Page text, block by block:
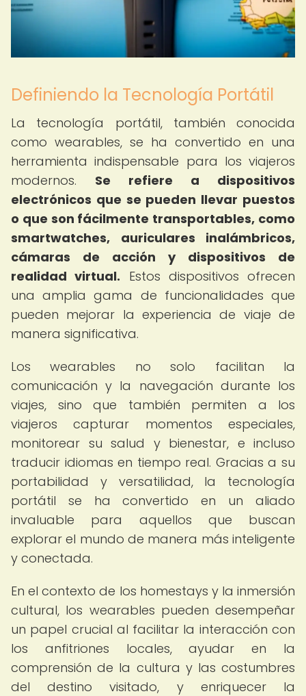
Definiendo la Tecnología Portátil
La tecnología portátil, también conocida
como wearables, se ha convertido en una
herramienta indispensable para los viajeros
modernos. Se refiere a dispositivos
electrónicos que se pueden llevar puestos
o que son fácilmente transportables, como
smartwatches, auriculares inalámbricos,
cámaras de acción y dispositivos de
realidad virtual. Estos dispositivos ofrecen
una amplia gama de funcionalidades que
pueden mejorar la experiencia de viaje de
manera significativa.
Los wearables no solo facilitan la
comunicación y la navegación durante los
viajes, sino que también permiten a los
viajeros capturar momentos especiales,
monitorear su salud y bienestar, e incluso
traducir idiomas en tiempo real. Gracias a su
portabilidad y versatilidad, la tecnología
portátil se ha convertido en un aliado
invaluable para aquellos que buscan
explorar el mundo de manera más inteligente
y conectada.
En el contexto de los homestays y la inmersión
cultural, los wearables pueden desempeñar
un papel crucial al facilitar la interacción con
los anfitriones locales, ayudar en la
comprensión de la cultura y las costumbres
del destino visitado, y enriquecer la